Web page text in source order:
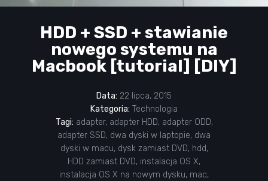
HDD + SSD + stawianie
nowego systemu na
Macbook [tutorial] [DIY]
Data: 22 lipca, 2015
Kategoria: Technologia
Tagi: adapter, adapter HDD, adapter ODD,
adapter SSD, dwa dyski w laptopie, dwa
dyski w macu, dysk zamiast DVD, hdd,
HDD zamiast DVD, instalacja OS X,
instalacja OS X na nowym dysku, mac,